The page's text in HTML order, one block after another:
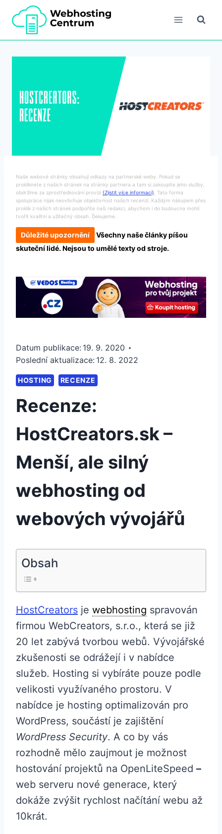
Přeskočit
obsah
Naše webové stránky obsahují odkazy na partnerské weby. Pokud se
prokliknete z našich stránek na stránky partnera a tam si zakoupíte jeho služby,
obdržíme za zprostředkování provizi (Zjistit více informací) . Tato forma
spolupráce nijak neovlivňuje objektivnost našich recenzí. Každým nákupem přes
proklik z našich stránek podpoříte naši redakci, abychom i do budoucna mohli
tvořit kvalitní a užitečný obsah. Ďekujeme.
Důležité upozornění
Všechny naše články píšou
skuteční lidé. Nejsou to umělé texty od stroje.
Datum publikace: 19. 9. 2020
Poslední aktualizace: 12. 8. 2022
HOSTING RECENZE
Recenze:
HostCreators.sk –
Menší, ale silný
webhosting od
webových vývojářů
Obsah
HostCreators je webhosting spravován
firmou WebCreators, s.r.o., která se již
20 let zabývá tvorbou webů. Vývojářské
zkušenosti se odrážejí i v nabídce
služeb. Hosting si vybíráte pouze podle
velikosti využívaného prostoru. V
nabídce je hosting optimalizován pro
WordPress, součástí je zajištění
WordPress Security. A co by vás
rozhodně mělo zaujmout je možnost
hostování projektů na OpenLiteSpeed –
web serveru nové generace, který
dokáže zvýšit rychlost načítání webu až
10krát.